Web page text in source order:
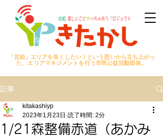
「北柏」エリアを良くしたい！という思いから立ち上がっ
た、エリアマネジメントを行う市民公益活動団体。
記事
1/21森整備赤道（あかみ
kitakashiyp
2023年1月23日 読了時間: 2分